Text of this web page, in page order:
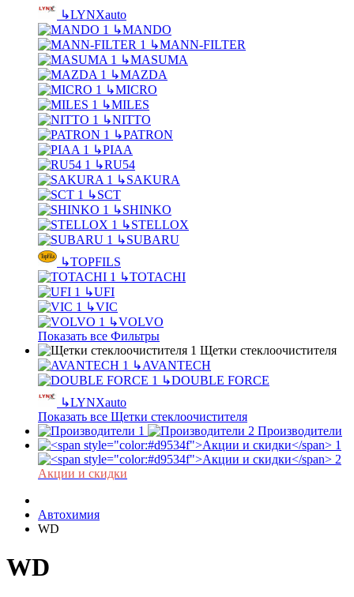
↳LYNXauto
↳MANDO
↳MANN-FILTER
↳MASUMA
↳MAZDA
↳MICRO
↳MILES
↳NITTO
↳PATRON
↳PIAA
↳RU54
↳SAKURA
↳SCT
↳SHINKO
↳STELLOX
↳SUBARU
↳TOPFILS
↳TOTACHI
↳UFI
↳VIC
↳VOLVO
Показать все Фильтры
Щетки стеклоочистителя
↳AVANTECH
↳DOUBLE FORCE
↳LYNXauto
Показать все Щетки стеклоочистителя
Производители
Акции и скидки
Автохимия
WD
WD